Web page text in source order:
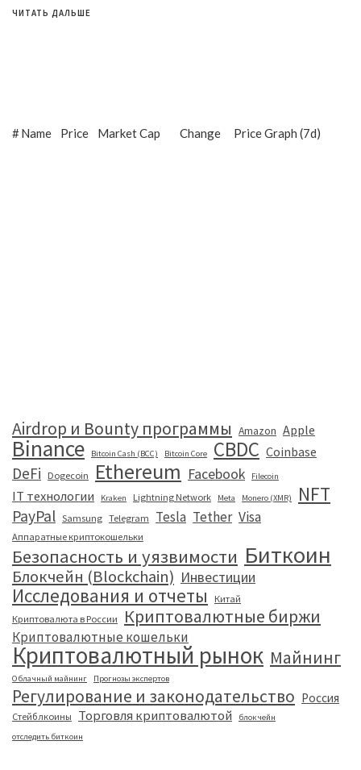
ЧИТАТЬ ДАЛЬШЕ
#Name Price Market Cap Change Price Graph (7d)
Airdrop и Bounty программы Amazon Apple
Binance Bitcoin Cash (BCC) Bitcoin Core CBDC Coinbase
DeFi Dogecoin Ethereum Facebook Filecoin
IT технологии Kraken Lightning Network Meta Monero (XMR) NFT
PayPal Samsung Telegram Tesla Tether Visa
Аппаратные криптокошельки
Безопасность и уязвимости Биткоин
Блокчейн (Blockchain) Инвестиции
Исследования и отчеты
Китай
Криптовалюта в России
Криптовалютные биржи
Криптовалютные кошельки
Криптовалютный рынок Майнинг
Облачный майнинг Прогнозы экспертов
Регулирование и законодательство Россия
Стейблкоины Торговля криптовалютой
блокчейн
отследить биткоин